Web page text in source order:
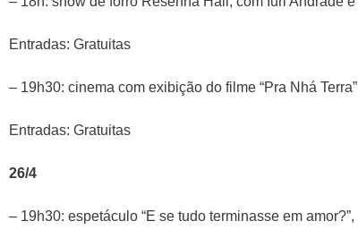
Entradas: Gratuitas
– 19h30: cinema com exibição do filme “Pra Nhá Terra”
Entradas: Gratuitas
26/4
– 19h30: espetáculo “E se tudo terminasse em